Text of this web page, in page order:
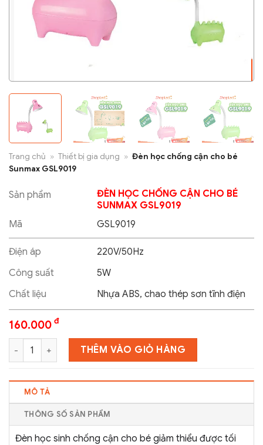
Trang chủ » Thiết bị gia dụng » Đèn học chống cận cho bé
Sunmax GSL9019
Sản phẩm
ĐÈN HỌC CHỐNG CẬN CHO BÉ
SUNMAX GSL9019
Mã
GSL9019
Điện áp
220V/50Hz
Công suất
5W
Chất liệu
Nhựa ABS, chao thép sơn tĩnh điện
160.000 đ
Đèn học chống cận cho bé Sunmax GSL9019 số lượng
THÊM VÀO GIỎ HÀNG
MÔ TẢ
THÔNG SỐ SẢN PHẨM
Đèn học sinh chống cận cho bé giảm thiểu được tối